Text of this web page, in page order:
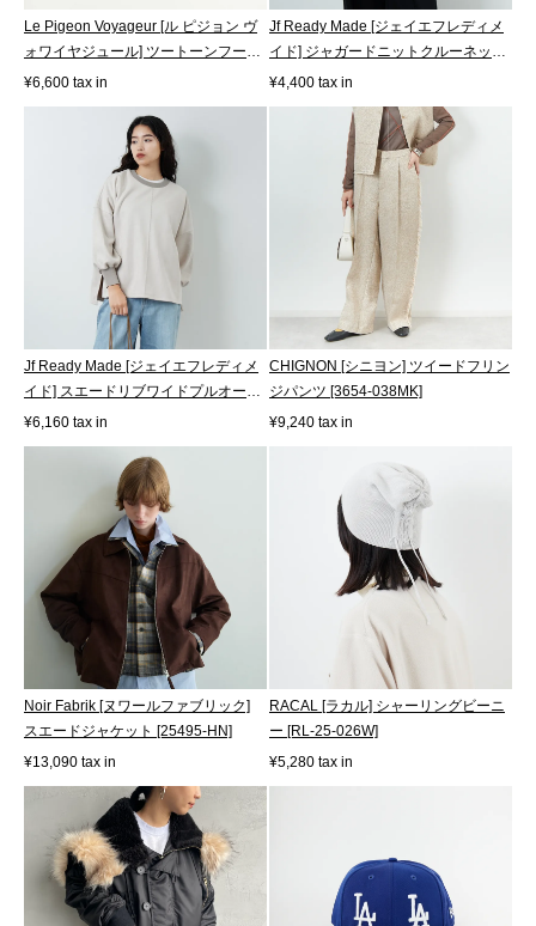
Le Pigeon Voyageur [ル ピジョン ヴ
ォワイヤジュール] ツートーンフーデ
ィ...
¥6,600 tax in
Jf Ready Made [ジェイエフレディメ
イド] ジャガードニットクルーネック
プ...
¥4,400 tax in
Jf Ready Made [ジェイエフレディメ
イド] スエードリブワイドプルオーバ
ー...
¥6,160 tax in
CHIGNON [シニヨン] ツイードフリン
ジパンツ [3654-038MK]
¥9,240 tax in
Noir Fabrik [ヌワールファブリック]
スエードジャケット [25495-HN]
¥13,090 tax in
RACAL [ラカル] シャーリングビーニ
ー [RL-25-026W]
¥5,280 tax in